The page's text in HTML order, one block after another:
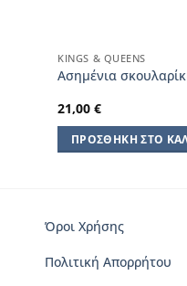
KINGS & QUEENS
Ασημένια
21,00€
ΠΡΟΣΘΉΚΗ ΣΤΟ
Όροι Χρήσης
Πολιτική Απορρήτου